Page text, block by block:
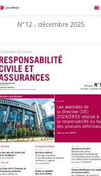
N°12 - décembre 2025